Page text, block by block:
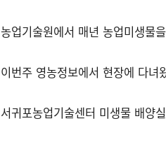
농업기술원에서 매년 농업미생물
이번주 영농정보에서 현장에 다녀
서귀포농업기술센터 미생물 배양